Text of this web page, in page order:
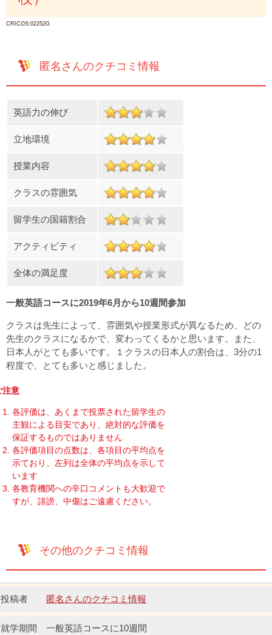
CRICOS:02252G
匿名さんのクチコミ情報
英語力の伸び
立地環境
授業内容
クラスの雰囲気
留学生の国籍割合
アクティビティ
全体の満足度
一般英語コースに2019年6月から10週間参加
クラスは先生によって、雰囲気や授業形式が異なるため、どの
先生のクラスになるかで、変わってくるかと思います。また、
日本人がとても多いです。１クラスの日本人の割合は、3分の1
程度で、とても多いと感じました。
注意
各評価は、あくまで投票された留学生の
主観による目安であり、絶対的な評価を
保証するものではありません
各評価項目の点数は、各項目の平均点を
示ており、左列は全体の平均点を示して
います
各教育機関への辛口コメントも大歓迎で
すが、誹謗、中傷はご遠慮ください。
その他のクチコミ情報
匿名さんのクチコミ情報
一般英語コースに10週間